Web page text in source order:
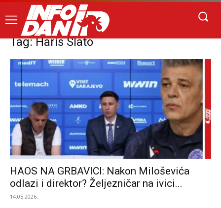
Tag: Haris Slato
HAOS NA GRBAVICI: Nakon Miloševića
odlazi i direktor? Željezničar na ivici...
14.05.2026.